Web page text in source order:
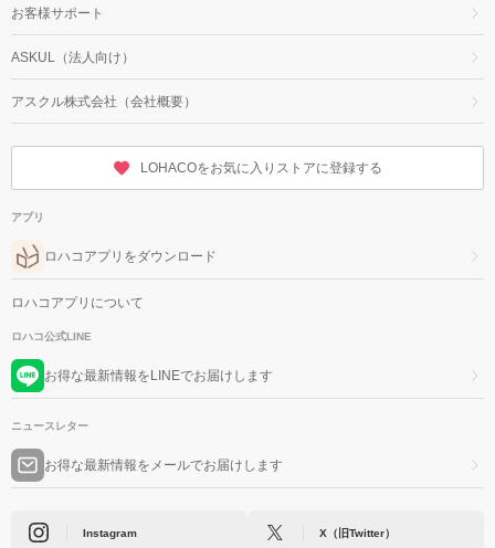
お客様サポート
ASKUL（法人向け）
アスクル株式会社（会社概要）
LOHACOをお気に入りストアに登録する
アプリ
ロハコアプリをダウンロード
ロハコアプリについて
ロハコ公式LINE
お得な最新情報をLINEでお届けします
ニュースレター
お得な最新情報をメールでお届けします
Instagram X（旧Twitter）